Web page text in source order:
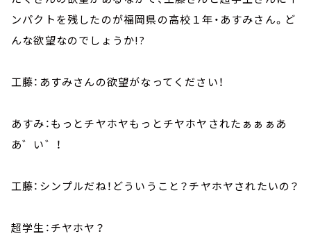
ンパクトを残したのが福岡県の高校１年・あすみさん。ど
んな欲望なのでしょうか!?
工藤：あすみさんの欲望がなってください！
あすみ：もっとチヤホヤもっとチヤホヤされたぁぁぁあ
あ゛い゛！
工藤：シンプルだね！どういうこと？チヤホヤされたいの？
超学生：チヤホヤ？